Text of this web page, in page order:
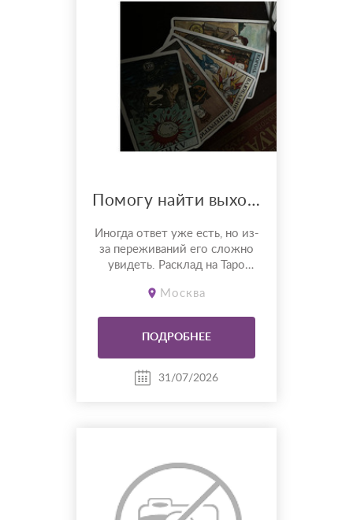
Помогу найти выход из запутанной ситуации. Вычислю всех врагов за твоей спиной.
Иногда ответ уже есть, но из-
за переживаний его сложно
увидеть. Расклад на Таро
ситуации, понять причины
событий. Работаю с
вопросами об отношениях,
чувствах, финансах, работе,
Москва
ПОДРОБНЕЕ
31/07/2026